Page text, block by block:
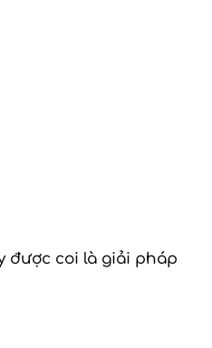
được coi là giải pháp